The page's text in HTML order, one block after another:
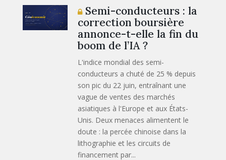
Semi-conducteurs : la
correction boursière
annonce-t-elle la fin du
boom de l’IA ?
L'indice mondial des semi-
conducteurs a chuté de 25 % depuis
son pic du 22 juin, entraînant une
vague de ventes des marchés
asiatiques à l'Europe et aux États-
Unis. Deux menaces alimentent le
doute : la percée chinoise dans la
lithographie et les circuits de
financement par...